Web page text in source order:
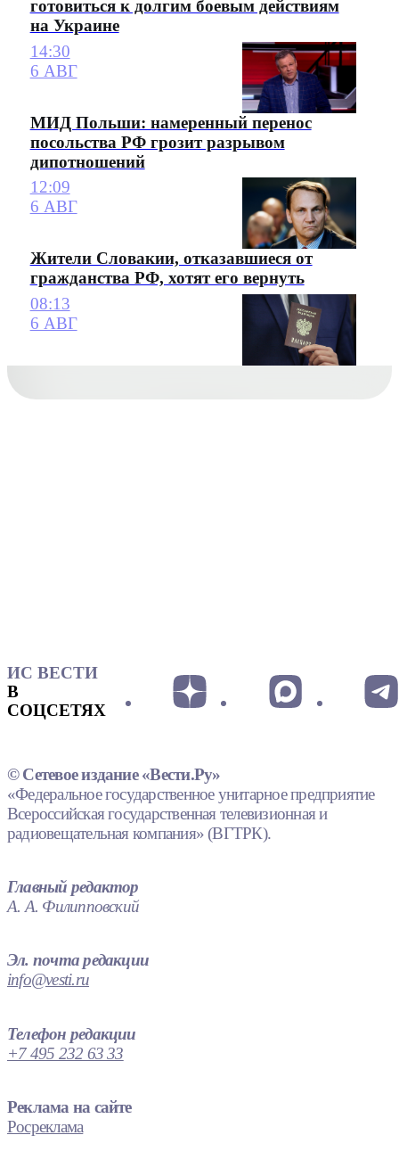
готовиться к долгим боевым действиям
на Украине
14:30
6 АВГ
МИД Польши: намеренный перенос
посольства РФ грозит разрывом
дипотношений
12:09
6 АВГ
Жители Словакии, отказавшиеся от
гражданства РФ, хотят его вернуть
08:13
6 АВГ
ИС ВЕСТИ
В
СОЦСЕТЯХ
© Сетевое издание «Вести.Ру»
«Федеральное государственное унитарное предприятие
Всероссийская государственная телевизионная и
радиовещательная компания» (ВГТРК).
Главный редактор
А. А. Филипповский
Эл. почта редакции
info@vesti.ru
Телефон редакции
+7 495 232 63 33
Реклама на сайте
Росреклама